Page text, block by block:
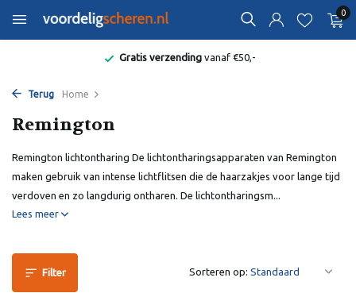
0
Gratis verzendingvanaf €50,-
Terug Home
Remington
Remington lichtontharing De lichtontharingsapparaten van Remington
maken gebruik van intense lichtflitsen die de haarzakjes voor lange tijd
verdoven en zo langdurig ontharen. De lichtontharingsm...
Lees meer
Filter Sorteren op: